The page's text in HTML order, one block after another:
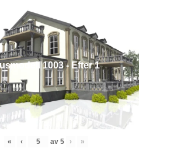
1003 - Efter 1
« ‹ av 5 › »